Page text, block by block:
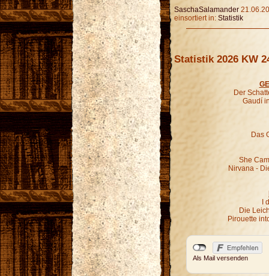
SaschaSalamander
einsortiert in: Statistik
Statistik 2026 KW
Der
Gaudí
Das
She
Nirvana -
I
Die
Pirouette
Als Mail versenden